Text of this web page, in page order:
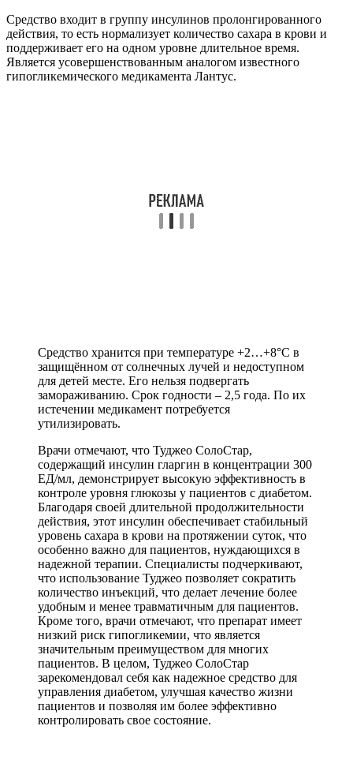
Средство входит в группу инсулинов пролонгированного
действия, то есть нормализует количество сахара в крови и
поддерживает его на одном уровне длительное время.
Является усовершенствованным аналогом известного
гипогликемического медикамента Лантус.
Средство хранится при температуре +2…+8°C в
защищённом от солнечных лучей и недоступном
для детей месте. Его нельзя подвергать
замораживанию. Срок годности – 2,5 года. По их
истечении медикамент потребуется
утилизировать.
Врачи отмечают, что Туджео СолоСтар,
содержащий инсулин гларгин в концентрации 300
ЕД/мл, демонстрирует высокую эффективность в
контроле уровня глюкозы у пациентов с диабетом.
Благодаря своей длительной продолжительности
действия, этот инсулин обеспечивает стабильный
уровень сахара в крови на протяжении суток, что
особенно важно для пациентов, нуждающихся в
надежной терапии. Специалисты подчеркивают,
что использование Туджео позволяет сократить
количество инъекций, что делает лечение более
удобным и менее травматичным для пациентов.
Кроме того, врачи отмечают, что препарат имеет
низкий риск гипогликемии, что является
значительным преимуществом для многих
пациентов. В целом, Туджео СолоСтар
зарекомендовал себя как надежное средство для
управления диабетом, улучшая качество жизни
пациентов и позволяя им более эффективно
контролировать свое состояние.